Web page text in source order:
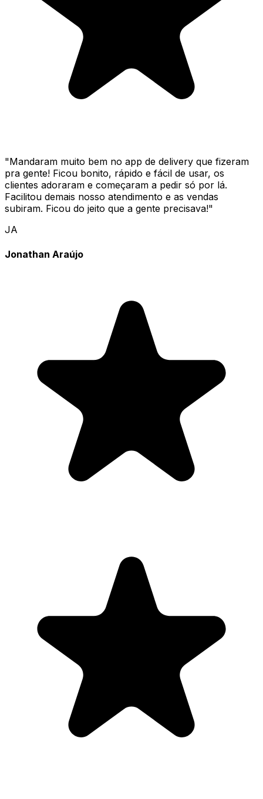
"Mandaram muito bem no app de delivery que fizeram
pra gente! Ficou bonito, rápido e fácil de usar, os
clientes adoraram e começaram a pedir só por lá.
Facilitou demais nosso atendimento e as vendas
subiram. Ficou do jeito que a gente precisava!"
JA
Jonathan Araújo